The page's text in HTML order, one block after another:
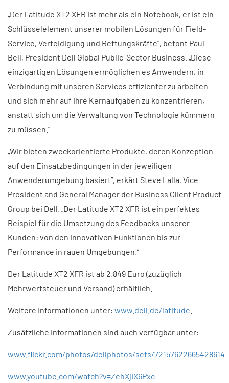
„Der Latitude XT2 XFR ist mehr als ein Notebook, er ist ein
Schlüsselelement unserer mobilen Lösungen für Field-
Service, Verteidigung und Rettungskräfte”, betont Paul
Bell, President Dell Global Public-Sector Business. „Diese
einzigartigen Lösungen ermöglichen es Anwendern, in
Verbindung mit unseren Services effizienter zu arbeiten
und sich mehr auf ihre Kernaufgaben zu konzentrieren,
anstatt sich um die Verwaltung von Technologie kümmern
zu müssen.”
„Wir bieten zweckorientierte Produkte, deren Konzeption
auf den Einsatzbedingungen in der jeweiligen
Anwenderumgebung basiert”, erkärt Steve Lalla, Vice
President and General Manager der Business Client Product
Group bei Dell. „Der Latitude XT2 XFR ist ein perfektes
Beispiel für die Umsetzung des Feedbacks unserer
Kunden: von den innovativen Funktionen bis zur
Performance in rauen Umgebungen.”
Der Latitude XT2 XFR ist ab 2.849 Euro (zuzüglich
Mehrwertsteuer und Versand) erhältlich.
Weitere Informationen unter: www.dell.de/latitude
Zusätzliche Informationen sind auch verfügbar unter:
www.flickr.com/photos/dellphotos/sets/72157622665428614
www.youtube.com/watch?v=ZehXjIX6Pxc